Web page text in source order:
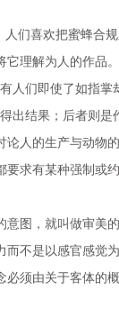
们喜欢把蜜蜂合
理解为人的作品
人们即使了如指掌
出结果；后者则是
人的生产与动物
求有某种强制或
图，就叫做审美
不是以感官感觉
须由关于客体的